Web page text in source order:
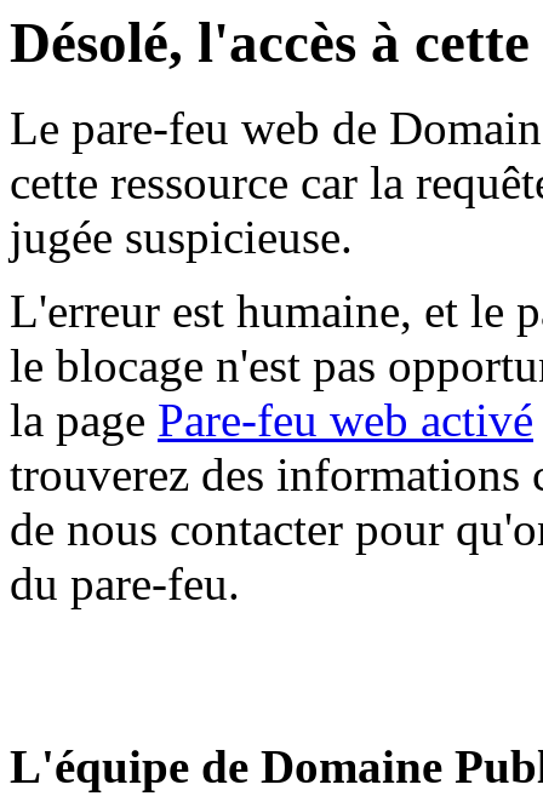
Désolé, l'accès à
Le pare-feu web de
cette ressource car la
jugée suspicieuse.
L'erreur est humaine, et le
le blocage n'est pas
la page Pare-feu web activé
trouverez des informations
de nous contacter pour
du pare-feu.
L'équipe de Domaine